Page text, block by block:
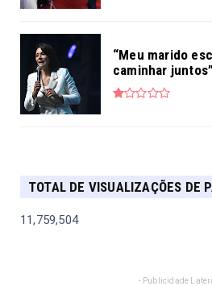
“Meu marido
caminhar
TOTAL DE VISUALIZAÇÕES DE
11,759,504
- Publicidade